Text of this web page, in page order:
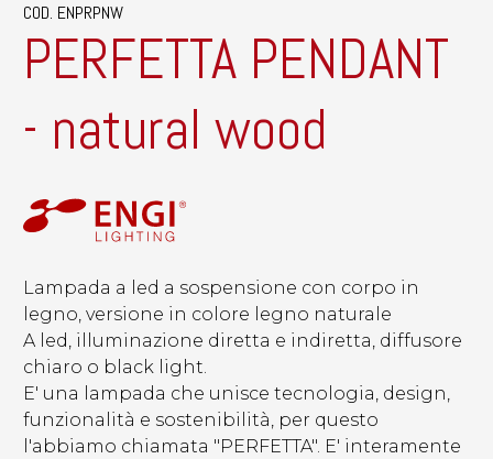
COD. ENPRPNW
PERFETTA PENDANT
- natural wood
Lampada a led a sospensione con corpo in
legno, versione in colore legno naturale
A led, illuminazione diretta e indiretta, diffusore
chiaro o black light.
E' una lampada che unisce tecnologia, design,
funzionalità e sostenibilità, per questo
l'abbiamo chiamata "PERFETTA". E' interamente